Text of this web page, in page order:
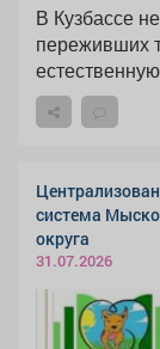
В Кузбассе
переживших
система
округа
31.07.2026